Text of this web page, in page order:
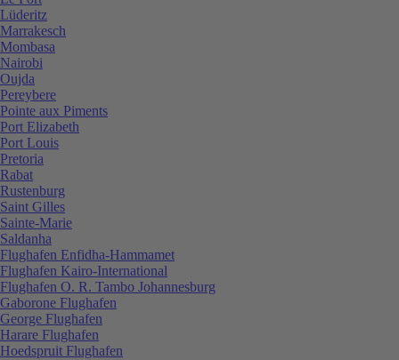
Lüderitz
Marrakesch
Mombasa
Nairobi
Oujda
Pereybere
Pointe aux Piments
Port Elizabeth
Port Louis
Pretoria
Rabat
Rustenburg
Saint Gilles
Sainte-Marie
Saldanha
Flughafen Enfidha-Hammamet
Flughafen Kairo-International
Flughafen O. R. Tambo Johannesburg
Gaborone Flughafen
George Flughafen
Harare Flughafen
Hoedspruit Flughafen